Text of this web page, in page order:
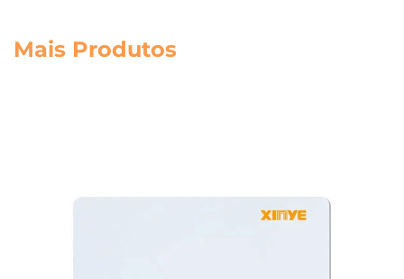
Mais Produtos